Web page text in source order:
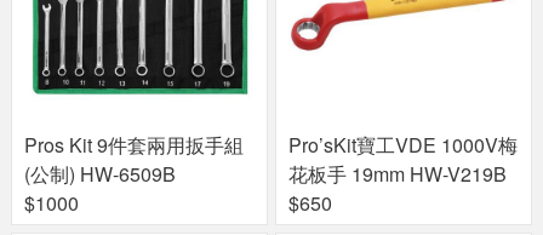
Pros Kit 9件套兩用扳手組
(公制) HW-6509B
$1000
Pro’sKit寶工VDE 1000V梅
花板手 19mm HW-V219B
$650